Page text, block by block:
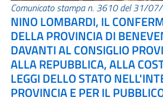
Comunicato stampa n. 3610 del 31/
NINO LOMBARDI, IL
DELLA PROVINCIA DI
DAVANTI AL CONSIGLIO
ALLA REPUBBLICA, ALLA
LEGGI DELLO STATO
PROVINCIA E PER IL